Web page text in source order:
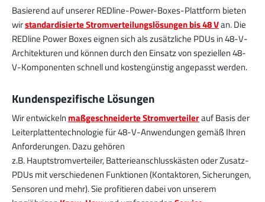
Basierend auf unserer REDline-Power-Boxes-Plattform bieten
wirstandardisierte Stromverteilungslösungen bis 48 Van. Die
REDline Power Boxes eignen sich als zusätzliche PDUs in 48-V-
Architekturen und können durch den Einsatz von speziellen 48-
V-Komponenten schnell und kostengünstig angepasst werden.
Kundenspezifische Lösungen
Wir entwickeln maßgeschneiderte Stromverteilerauf Basis der
Leiterplattentechnologie für 48-V-Anwendungen gemäß Ihren
Anforderungen. Dazu gehören
z.B. Hauptstromverteiler, Batterieanschlusskästen oder Zusatz-
PDUs mit verschiedenen Funktionen (Kontaktoren, Sicherungen,
Sensoren und mehr). Sie profitieren dabei von unserem